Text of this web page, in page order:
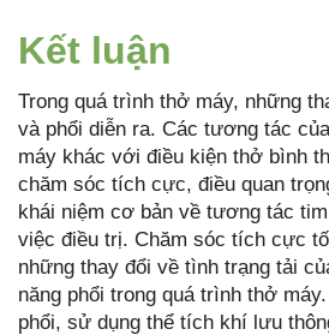
Kết luận
Trong quá trình thở máy, những
và phổi diễn ra. Các tương tác
máy khác với điều kiện thở bình
chăm sóc tích cực, điều quan
khái niệm cơ bản về tương tác
việc điều trị. Chăm sóc tích cực
những thay đổi về tình trạng tải
năng phổi trong quá trình thở
phổi, sử dụng thể tích khí lưu